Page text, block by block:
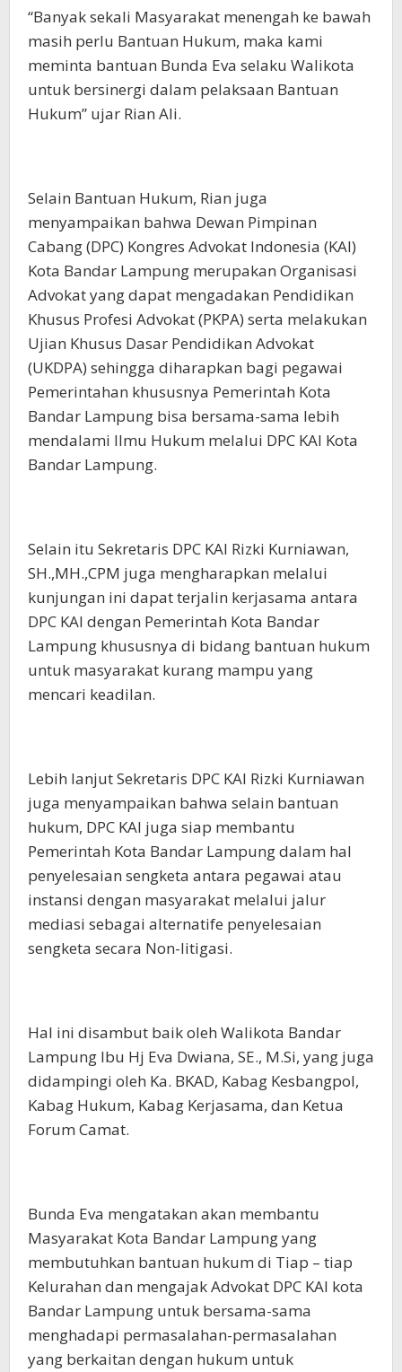
“Banyak sekali Masyarakat menengah ke bawah
masih perlu Bantuan Hukum, maka kami
meminta bantuan Bunda Eva selaku Walikota
untuk bersinergi dalam pelaksaan Bantuan
Hukum” ujar Rian Ali.
Selain Bantuan Hukum, Rian juga
menyampaikan bahwa Dewan Pimpinan
Cabang (DPC) Kongres Advokat Indonesia (KAI)
Kota Bandar Lampung merupakan Organisasi
Advokat yang dapat mengadakan Pendidikan
Khusus Profesi Advokat (PKPA) serta melakukan
Ujian Khusus Dasar Pendidikan Advokat
(UKDPA) sehingga diharapkan bagi pegawai
Pemerintahan khususnya Pemerintah Kota
Bandar Lampung bisa bersama-sama lebih
mendalami Ilmu Hukum melalui DPC KAI Kota
Bandar Lampung.
Selain itu Sekretaris DPC KAI Rizki Kurniawan,
SH.,MH.,CPM juga mengharapkan melalui
kunjungan ini dapat terjalin kerjasama antara
DPC KAI dengan Pemerintah Kota Bandar
Lampung khususnya di bidang bantuan hukum
untuk masyarakat kurang mampu yang
mencari keadilan.
Lebih lanjut Sekretaris DPC KAI Rizki Kurniawan
juga menyampaikan bahwa selain bantuan
hukum, DPC KAI juga siap membantu
Pemerintah Kota Bandar Lampung dalam hal
penyelesaian sengketa antara pegawai atau
instansi dengan masyarakat melalui jalur
mediasi sebagai alternatife penyelesaian
sengketa secara Non-litigasi.
Hal ini disambut baik oleh Walikota Bandar
Lampung Ibu Hj Eva Dwiana, SE., M.Si, yang juga
didampingi oleh Ka. BKAD, Kabag Kesbangpol,
Kabag Hukum, Kabag Kerjasama, dan Ketua
Forum Camat.
Bunda Eva mengatakan akan membantu
Masyarakat Kota Bandar Lampung yang
membutuhkan bantuan hukum di Tiap – tiap
Kelurahan dan mengajak Advokat DPC KAI kota
Bandar Lampung untuk bersama-sama
menghadapi permasalahan-permasalahan
yang berkaitan dengan hukum untuk